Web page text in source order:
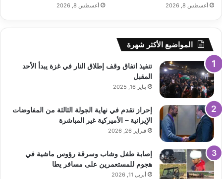
أغسطس 8, 2026 أغسطس 8, 2026
المواضيع الأكثر شهرة
تنفيذ اتفاق وقف إطلاق النار في غزة يبدأ الأحد
المقبل
يناير 16, 2025
إحراز تقدم في نهاية الجولة الثالثة من المفاوضات
الإيرانية – الأميركية غير المباشرة
فبراير 26, 2026
إصابة طفل وشاب وسرقة رؤوس ماشية في
هجوم للمستعمرين على مسافر يطا
أبريل 11, 2026